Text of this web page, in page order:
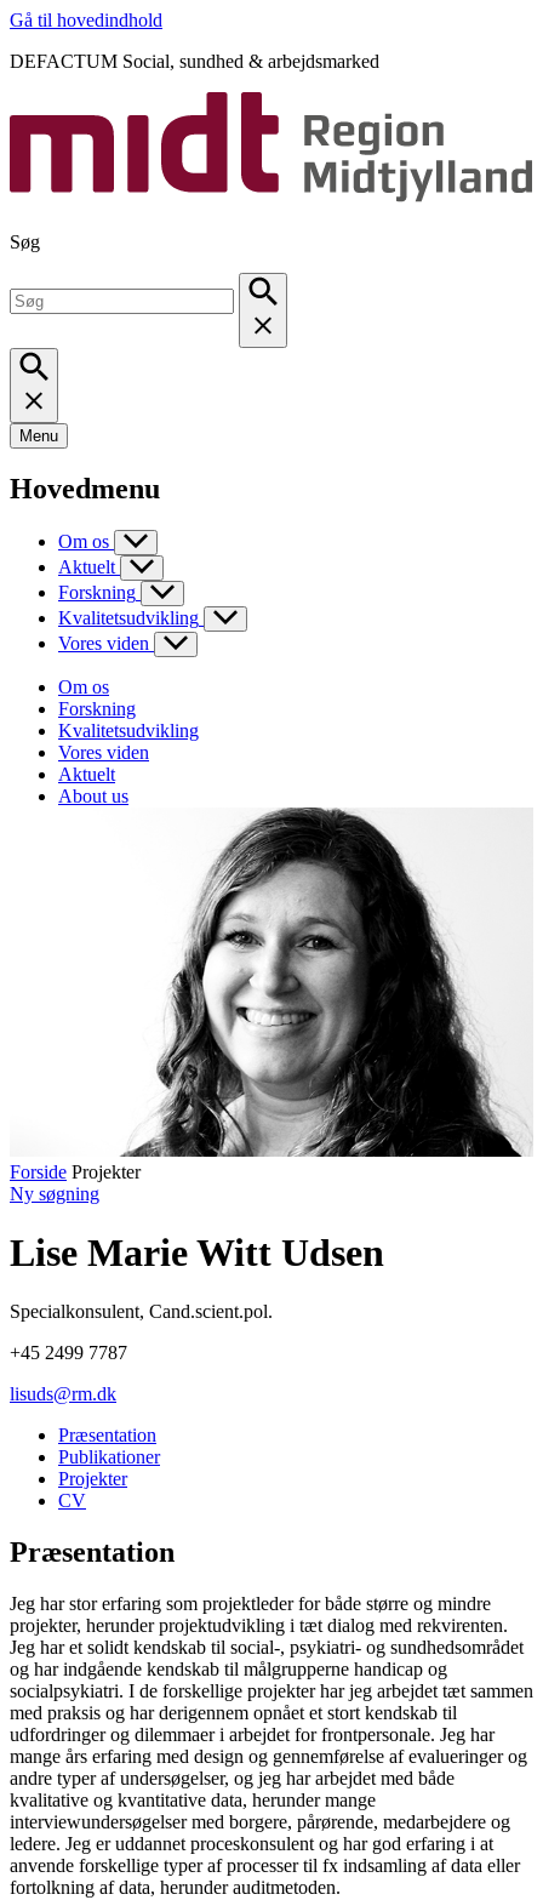
Gå til hovedindhold
DEFACTUM Social, sundhed & arbejdsmarked
Søg
Menu
Hovedmenu
Om os
Aktuelt
Forskning
Kvalitetsudvikling
Vores viden
Om os
Forskning
Kvalitetsudvikling
Vores viden
Aktuelt
About us
Forside Projekter
Ny søgning
Lise Marie Witt Udsen
Specialkonsulent, Cand.scient.pol.
+45 2499 7787
lisuds@rm.dk
Præsentation
Publikationer
Projekter
CV
Præsentation
Jeg har stor erfaring som projektleder for både større og mindre
projekter, herunder projektudvikling i tæt dialog med rekvirenten.
Jeg har et solidt kendskab til social-, psykiatri- og sundhedsområdet
og har indgående kendskab til målgrupperne handicap og
socialpsykiatri. I de forskellige projekter har jeg arbejdet tæt sammen
med praksis og har derigennem opnået et stort kendskab til
udfordringer og dilemmaer i arbejdet for frontpersonale. Jeg har
mange års erfaring med design og gennemførelse af evalueringer og
andre typer af undersøgelser, og jeg har arbejdet med både
kvalitative og kvantitative data, herunder mange
interviewundersøgelser med borgere, pårørende, medarbejdere og
ledere. Jeg er uddannet proceskonsulent og har god erfaring i at
anvende forskellige typer af processer til fx indsamling af data eller
fortolkning af data, herunder auditmetoden.